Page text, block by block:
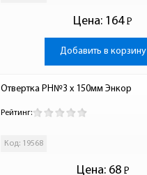
Цена: 164 Р
-
Добавить в корзину
Отвертка PH№3 х 150мм Энкор
Рейтинг:
Код: 19568
Цена: 68 Р